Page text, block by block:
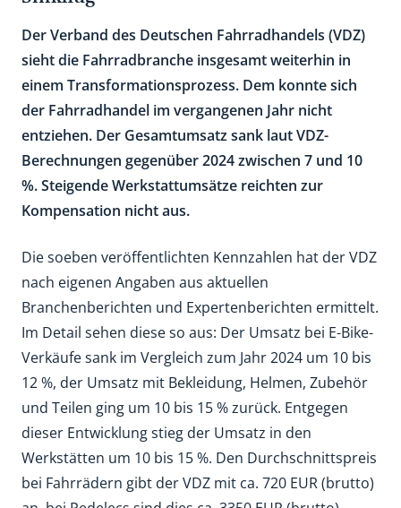
Der Verband des Deutschen Fahrradhandels (VDZ)
sieht die Fahrradbranche insgesamt weiterhin in
einem Transformationsprozess. Dem konnte sich
der Fahrradhandel im vergangenen Jahr nicht
entziehen. Der Gesamtumsatz sank laut VDZ-
Berechnungen gegenüber 2024 zwischen 7 und 10
%. Steigende Werkstattumsätze reichten zur
Kompensation nicht aus.
Die soeben veröffentlichten Kennzahlen hat der VDZ
nach eigenen Angaben aus aktuellen
Branchenberichten und Expertenberichten ermittelt.
Im Detail sehen diese so aus: Der Umsatz bei E-Bike-
Verkäufe sank im Vergleich zum Jahr 2024 um 10 bis
12 %, der Umsatz mit Bekleidung, Helmen, Zubehör
und Teilen ging um 10 bis 15 % zurück. Entgegen
dieser Entwicklung stieg der Umsatz in den
Werkstätten um 10 bis 15 %. Den Durchschnittspreis
bei Fahrrädern gibt der VDZ mit ca. 720 EUR (brutto)